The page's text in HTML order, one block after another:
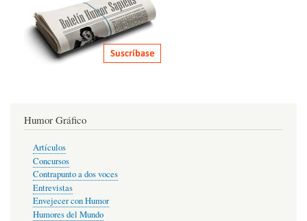
Humor Gráfico
Artículos
Concursos
Contrapunto a dos voces
Entrevistas
Envejecer con Humor
Humores del Mundo